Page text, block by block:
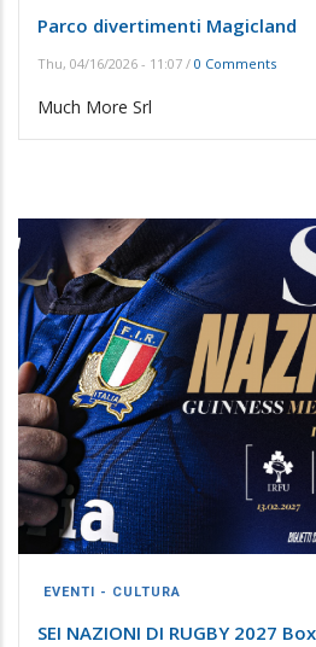
Parco divertimenti Magicland
Thu, 04/16/2026 - 11:07 / 0 Comments
Much More Srl
EVENTI - CULTURA
SEI NAZIONI DI RUGBY 2027